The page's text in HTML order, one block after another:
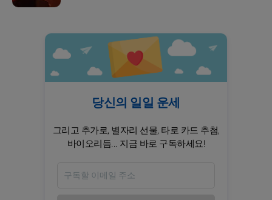
당신의 일일 운세
그리고 추가로, 별자리 선물, 타로 카드 추첨,
바이오리듬... 지금 바로 구독하세요!